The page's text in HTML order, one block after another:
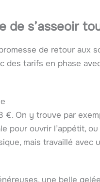
de s’asseoir
de retour aux
des tarifs en phase
€. On y trouve par
pour ouvrir l’appétit,
mais travaillé avec
une belle